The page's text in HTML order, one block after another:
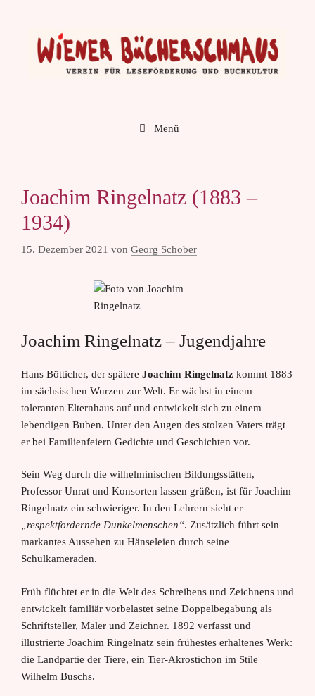
Menü
Joachim Ringelnatz (1883 –
1934)
15. Dezember 2021 von Georg Schober
Joachim Ringelnatz – Jugendjahre
Hans Bötticher, der spätere Joachim Ringelnatz kommt 1883
im sächsischen Wurzen zur Welt. Er wächst in einem
toleranten Elternhaus auf und entwickelt sich zu einem
lebendigen Buben. Unter den Augen des stolzen Vaters trägt
er bei Familienfeiern Gedichte und Geschichten vor.
Sein Weg durch die wilhelminischen Bildungsstätten,
Professor Unrat und Konsorten lassen grüßen, ist für Joachim
Ringelnatz ein schwieriger. In den Lehrern sieht er
„respektfordernde Dunkelmenschen“. Zusätzlich führt sein
markantes Aussehen zu Hänseleien durch seine
Schulkameraden.
Früh flüchtet er in die Welt des Schreibens und Zeichnens und
entwickelt familiär vorbelastet seine Doppelbegabung als
Schriftsteller, Maler und Zeichner. 1892 verfasst und
illustrierte Joachim Ringelnatz sein frühestes erhaltenes Werk:
die Landpartie der Tiere, ein Tier-Akrostichon im Stile
Wilhelm Buschs.